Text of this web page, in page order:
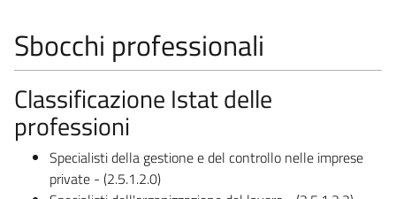
Sbocchi professionali
Classificazione Istat delle
professioni
Specialisti della gestione e del controllo nelle imprese
private - (2.5.1.2.0)